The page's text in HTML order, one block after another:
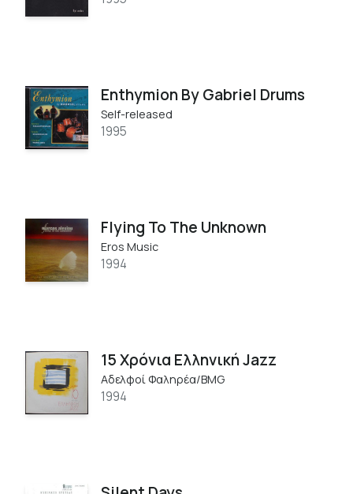
Enthymion By Gabriel Drums
Self-released
1995
Flying To The Unknown
Eros Music
1994
15 Χρόνια Ελληνική Jazz
Αδελφοί Φαληρέα/BMG
1994